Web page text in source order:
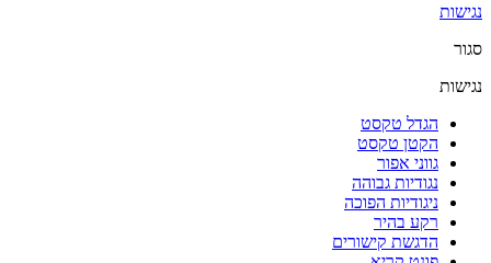
נגישות
סגור
נגישות
הגדל טקסט
הקטן טקסט
גווני אפור
נגודיות גבוהה
ניגודיות הפוכה
רקע בהיר
הדגשת קישורים